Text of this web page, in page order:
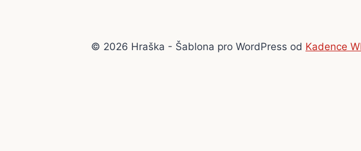
© 2026 Hraška - Šablona pro WordPress od Kadence